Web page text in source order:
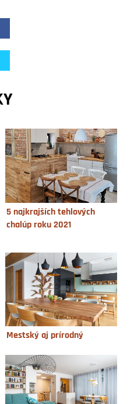
5 najkrajších tehlových
chalúp roku 2021
Mestský aj prírodný